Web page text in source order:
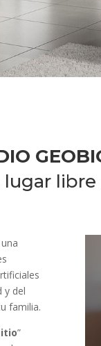
lugar
y del
familia.
”